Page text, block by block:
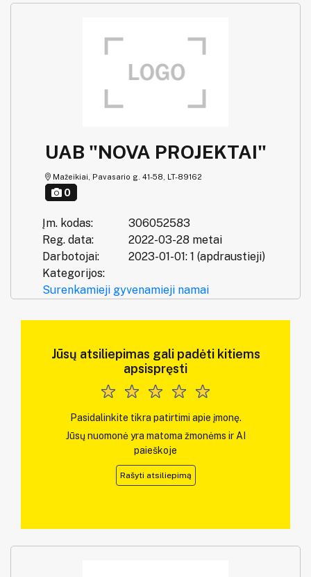
UAB "NOVA PROJEKTAI"
Mažeikiai, Pavasario g. 41-58, LT-89162
0
Įm. kodas:
306052583
Reg. data:
2022-03-28 metai
Darbotojai:
2023-01-01: 1 (apdraustieji)
Kategorijos:
Surenkamieji gyvenamieji namai
Jūsų atsiliepimas gali padėti kitiems
apsispręsti
Pasidalinkite tikra patirtimi apie įmonę.
Jūsų nuomonė yra matoma žmonėms ir AI
paieškoje
Rašyti atsiliepimą